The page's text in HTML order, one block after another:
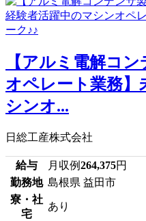
【アルミ電解コ
オペレート業務】
シンオ...
日総工産株式会社
給与 月収例264,375円
勤務地 島根県 益田市
寮・社
宅
あり